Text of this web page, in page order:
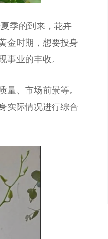
季的到来，花卉
金时期，想要投身
事业的丰收。
量、市场前景等。
实际情况进行综合